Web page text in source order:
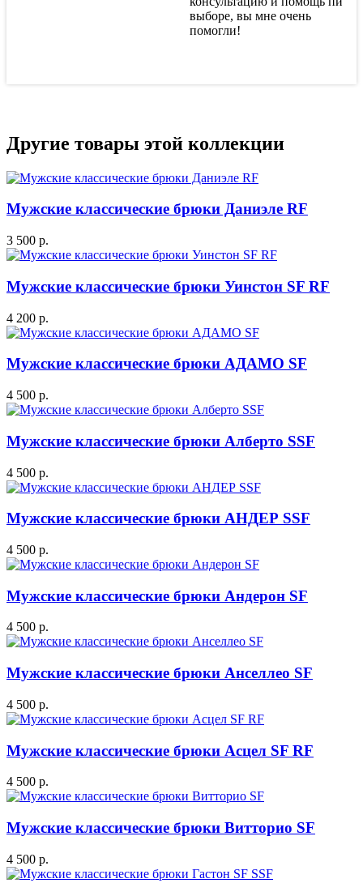
выборе, вы мне очень
помогли!
Другие товары этой коллекции
Мужские классические брюки Даниэле RF
3 500 р.
Мужские классические брюки Уинстон SF RF
4 200 р.
Мужские классические брюки АДАМО SF
4 500 р.
Мужские классические брюки Алберто SSF
4 500 р.
Мужские классические брюки АНДЕР SSF
4 500 р.
Мужские классические брюки Андерон SF
4 500 р.
Мужские классические брюки Анселлео SF
4 500 р.
Мужские классические брюки Асцел SF RF
4 500 р.
Мужские классические брюки Витторио SF
4 500 р.